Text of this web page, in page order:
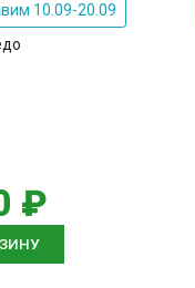
10.09-20.09
₽